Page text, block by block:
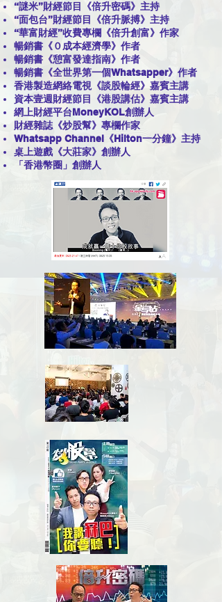
“謎米”財經節目《倍升密碼》主持
“面包台”財經節目《倍升脈搏》主持
“華富財經”收費專欄《倍升創富》作家
暢銷書《０成本經濟學》作者
暢銷書《憩富發達指南》作者
暢銷書《全世界第一個Whatsapper》作者
香港製造網絡電視《談股輪經》嘉賓主講
資本壹週財經節目《港股講估》嘉賓主講
網上財經平台MoneyKOL創辦人
財經雜誌《炒股幫》專欄作家
Whatsapp Channel《Hilton一分鐘》主持
桌上遊戲《大莊家》創辦人
「香港幣圈」創辦人